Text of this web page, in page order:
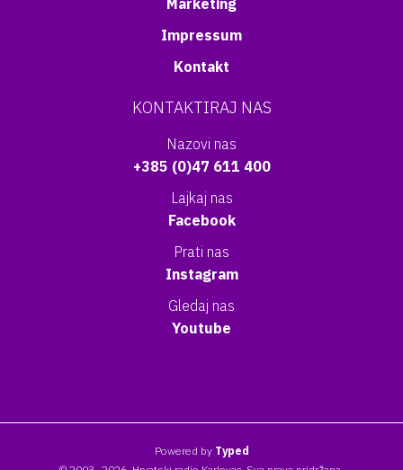
Marketing
Impressum
Kontakt
KONTAKTIRAJ NAS
Nazovi nas
+385 (0)47 611 400
Lajkaj nas
Facebook
Prati nas
Instagram
Gledaj nas
Youtube
Powered by Typed